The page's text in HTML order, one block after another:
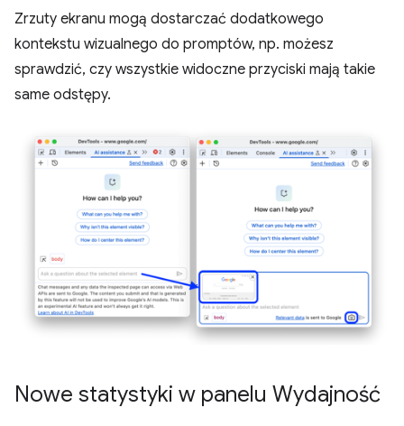
Zrzuty ekranu mogą dostarczać dodatkowego
kontekstu wizualnego do promptów, np. możesz
sprawdzić, czy wszystkie widoczne przyciski mają takie
same odstępy.
Nowe statystyki w panelu Wydajność